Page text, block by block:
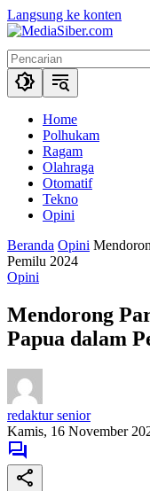
Langsung ke konten
Home
Polhukam
Ragam
Olahraga
Otomatif
Tekno
Opini
Beranda Opini
Pemilu 2024
Opini
Mendorong
Papua dalam
redaktur senior
Kamis, 16 November